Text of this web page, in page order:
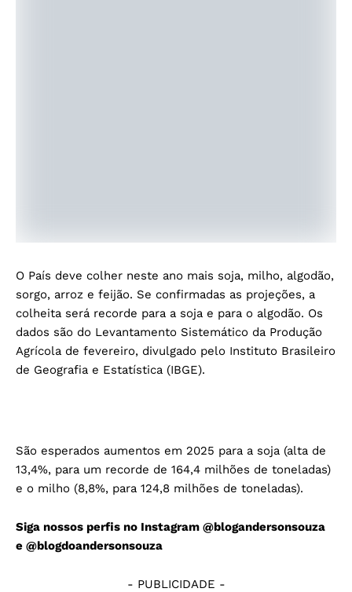
O País deve colher neste ano mais soja, milho, algodão,
sorgo, arroz e feijão. Se confirmadas as projeções, a
colheita será recorde para a soja e para o algodão. Os
dados são do Levantamento Sistemático da Produção
Agrícola de fevereiro, divulgado pelo Instituto Brasileiro
de Geografia e Estatística (IBGE).
São esperados aumentos em 2025 para a soja (alta de
13,4%, para um recorde de 164,4 milhões de toneladas)
e o milho (8,8%, para 124,8 milhões de toneladas).
Siga nossos perfis no Instagram @blogandersonsouza
e @blogdoandersonsouza
- PUBLICIDADE -